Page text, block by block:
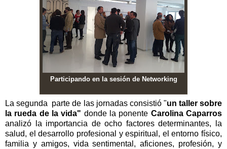
Participando en la sesión de Networking
La segunda parte de las jornadas consistió "un taller sobre
la rueda de la vida" donde la ponente Carolina Caparros
analizó la importancia de ocho factores determinantes, la
salud, el desarrollo profesional y espiritual, el entorno físico,
familia y amigos, vida sentimental, aficiones, profesión, y